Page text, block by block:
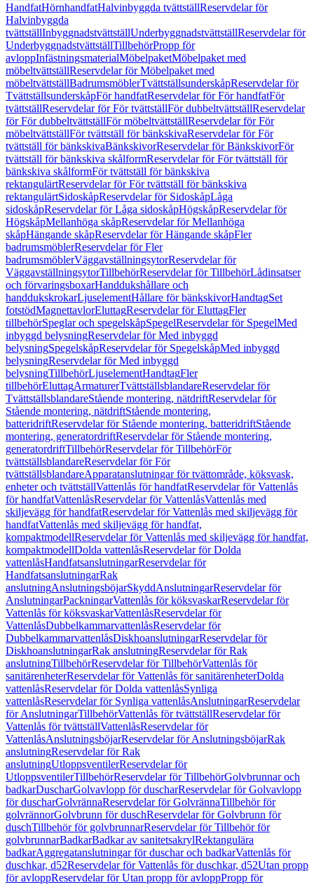
HandfatHörnhandfatHalvinbyggda tvättställReservdelar för
Halvinbyggda
tvättställInbyggnadstvättställUnderbyggnadstvättställReservdelar för
UnderbyggnadstvättställTillbehörPropp för
avloppInfästningsmaterialMöbelpaketMöbelpaket med
möbeltvättställReservdelar för Möbelpaket med
möbeltvättställBadrumsmöblerTvättställsunderskåpReservdelar för
TvättställsunderskåpFör handfatReservdelar för För handfatFör
tvättställReservdelar för För tvättställFör dubbeltvättställReservdelar
för För dubbeltvättställFör möbeltvättställReservdelar för För
möbeltvättställFör tvättställ för bänkskivaReservdelar för För
tvättställ för bänkskivaBänkskivorReservdelar för BänkskivorFör
tvättställ för bänkskiva skålformReservdelar för För tvättställ för
bänkskiva skålformFör tvättställ för bänkskiva
rektangulärtReservdelar för För tvättställ för bänkskiva
rektangulärtSidoskåpReservdelar för SidoskåpLåga
sidoskåpReservdelar för Låga sidoskåpHögskåpReservdelar för
HögskåpMellanhöga skåpReservdelar för Mellanhöga
skåpHängande skåpReservdelar för Hängande skåpFler
badrumsmöblerReservdelar för Fler
badrumsmöblerVäggavställningsytorReservdelar för
VäggavställningsytorTillbehörReservdelar för TillbehörLådinsatser
och förvaringsboxarHanddukshållare och
handdukskrokarLjuselementHållare för bänkskivorHandtagSet
fotstödMagnettavlorEluttagReservdelar för EluttagFler
tillbehörSpeglar och spegelskåpSpegelReservdelar för SpegelMed
inbyggd belysningReservdelar för Med inbyggd
belysningSpegelskåpReservdelar för SpegelskåpMed inbyggd
belysningReservdelar för Med inbyggd
belysningTillbehörLjuselementHandtagFler
tillbehörEluttagArmaturerTvättställsblandareReservdelar för
TvättställsblandareStående montering, nätdriftReservdelar för
Stående montering, nätdriftStående montering,
batteridriftReservdelar för Stående montering, batteridriftStående
montering, generatordriftReservdelar för Stående montering,
generatordriftTillbehörReservdelar för TillbehörFör
tvättställsblandareReservdelar för För
tvättställsblandareApparatanslutningar för tvättområde, köksvask,
enheter och tvättställVattenlås för handfatReservdelar för Vattenlås
för handfatVattenlåsReservdelar för VattenlåsVattenlås med
skiljevägg för handfatReservdelar för Vattenlås med skiljevägg för
handfatVattenlås med skiljevägg för handfat,
kompaktmodellReservdelar för Vattenlås med skiljevägg för handfat,
kompaktmodellDolda vattenlåsReservdelar för Dolda
vattenlåsHandfatsanslutningarReservdelar för
HandfatsanslutningarRak
anslutningAnslutningsböjarSkyddAnslutningarReservdelar för
AnslutningarPackningarVattenlås för köksvaskarReservdelar för
Vattenlås för köksvaskarVattenlåsReservdelar för
VattenlåsDubbelkammarvattenlåsReservdelar för
DubbelkammarvattenlåsDiskhoanslutningarReservdelar för
DiskhoanslutningarRak anslutningReservdelar för Rak
anslutningTillbehörReservdelar för TillbehörVattenlås för
sanitärenheterReservdelar för Vattenlås för sanitärenheterDolda
vattenlåsReservdelar för Dolda vattenlåsSynliga
vattenlåsReservdelar för Synliga vattenlåsAnslutningarReservdelar
för AnslutningarTillbehörVattenlås för tvättställReservdelar för
Vattenlås för tvättställVattenlåsReservdelar för
VattenlåsAnslutningsböjarReservdelar för AnslutningsböjarRak
anslutningReservdelar för Rak
anslutningUtloppsventilerReservdelar för
UtloppsventilerTillbehörReservdelar för TillbehörGolvbrunnar och
badkarDuscharGolvavlopp för duscharReservdelar för Golvavlopp
för duscharGolvrännaReservdelar för GolvrännaTillbehör för
golvrännorGolvbrunn för duschReservdelar för Golvbrunn för
duschTillbehör för golvbrunnarReservdelar för Tillbehör för
golvbrunnarBadkarBadkar av sanitetsakrylRektangulära
badkarAggregatanslutningar för duschar och badkarVattenlås för
duschkar, d52Reservdelar för Vattenlås för duschkar, d52Utan propp
för avloppReservdelar för Utan propp för avloppPropp för